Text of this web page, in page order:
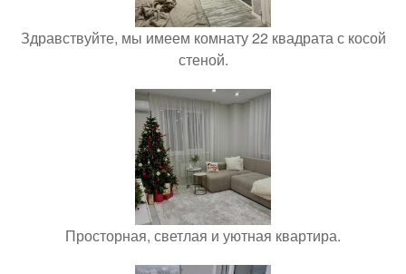
Здравствуйте, мы имеем комнату 22 квадрата с косой
стеной.
Просторная, светлая и уютная квартира.